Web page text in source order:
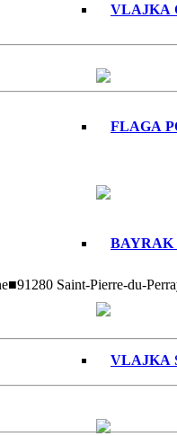
■91280 Saint-Pierre-du-